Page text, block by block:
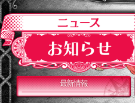
最新情報